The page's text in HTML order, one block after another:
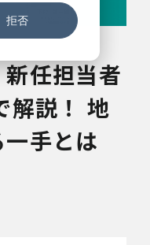
拒否
任担当者
解説！ 地
手とは